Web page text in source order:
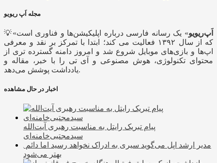
مجله اَپ ریویو
💡« اَپ‌ریویو» یک رسانه فارسی درباره اپلیکیشن‌ها و فناوری است
که از سال ۱۳۹۲ فعالیت می کند؛ ابتدا با تمرکز بر نقد و معرفی
اپ‌ها و بازی‌های موبایل شروع شد و امروز دامنه گسترده تری از
محتوای تکنولوژی، هوش مصنوعی و آی تی را با خبر، مقاله و
یادداشت پوشش می‌دهد.
اخبار در حال مشاهده
پیام تبریک رایتل به مناسبت رهبری آیت‌الله‌
سیدمجتبی‌خامنه‌ای
مدیر ارشد اپل می‌گوید سیری به ادراک نخواهد رسید اما دائم
بهتر می‌شود